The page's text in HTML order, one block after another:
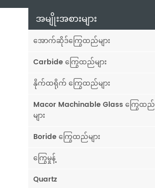
အမျိုးအစားများ
အောက်ဆိုဒ်ကြွေထည်များ
Carbide ကြွေထည်များ
နိုက်ထရိုက် ကြွေထည်များ
Macor Machinable Glass ကြွေထည်
များ
Boride ကြွေထည်များ
ကြွေမှုန့်
Quartz